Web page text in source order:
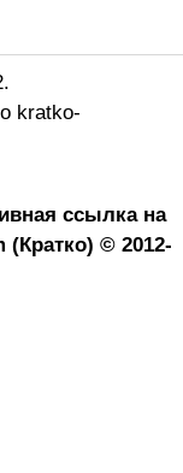
kratko-
ссылка на
(Кратко) © 2012-